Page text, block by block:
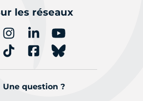
les réseaux
Une question ?